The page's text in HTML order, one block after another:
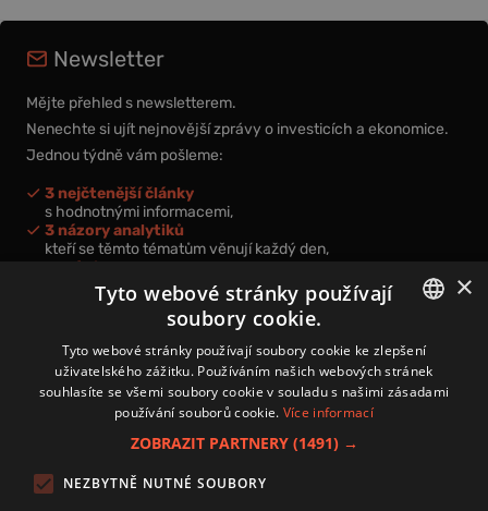
Newsletter
Mějte přehled s newsletterem.
Nenechte si ujít nejnovější zprávy o investicích a ekonomice.
Jednou týdně vám pošleme:
3 nejčtenější články
s hodnotnými informacemi,
3 názory analytiků
kteří se těmto tématům věnují každý den,
nová videa a podcasty
k prohloubení vašich znalostí.
Přihlášením k newsletteru vyjadřujete svůj souhlas spodmínkami
zpracování osobních údajů.
Zásady používání souborů cookies
CZECH
×
Tyto webové stránky používají
soubory cookie.
Tyto webové stránky používají soubory cookie ke zlepšení
uživatelského zážitku. Používáním našich webových stránek
souhlasíte se všemi soubory cookie v souladu s našimi zásadami
používání souborů cookie. Více informací
ZOBRAZIT PARTNERY (1491) →
NEZBYTNĚ NUTNÉ SOUBORY